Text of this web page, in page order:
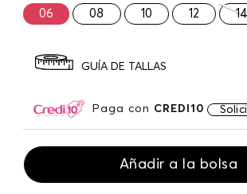
06 08 10 12 14
GUÍA DE TALLAS
Paga con CREDI10
Añadir a la bolsa